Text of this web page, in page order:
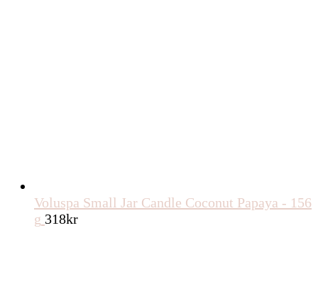
Voluspa Small Jar Candle Coconut Papaya - 156
g 318kr